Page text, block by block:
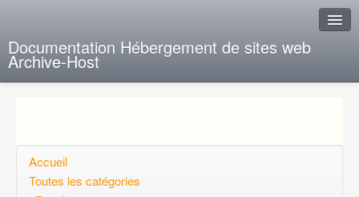
Documentation Hébergement de sites web
Archive-Host
Questions ouvertes
Accueil
Toutes les catégories